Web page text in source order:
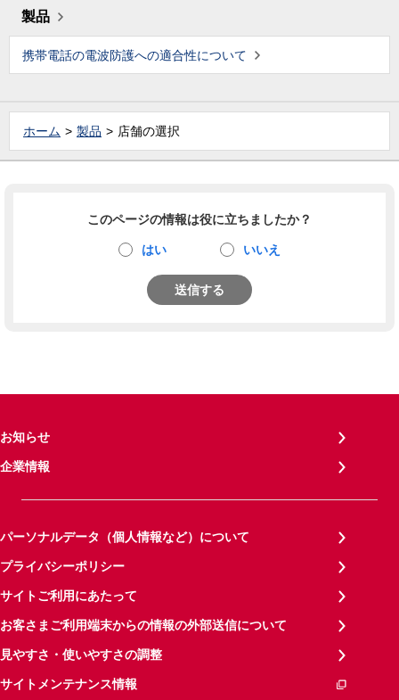
製品
携帯電話の電波防護への適合性について
ホーム 製品 店舗の選択
このページの情報は役に立ちましたか？
はい いいえ
送信する
お知らせ
企業情報
パーソナルデータ（個人情報など）について
プライバシーポリシー
サイトご利用にあたって
お客さまご利用端末からの情報の外部送信について
見やすさ・使いやすさの調整
サイトメンテナンス情報